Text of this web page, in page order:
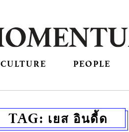
CULTURE PEOPLE
TAG: เยส อินดี้ด